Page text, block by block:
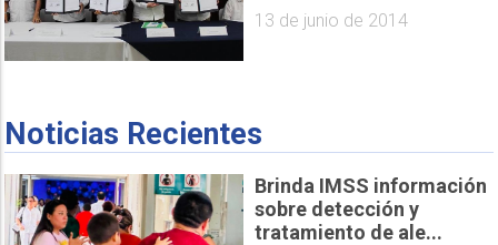
13 de junio de 2014
Noticias Recientes
Brinda IMSS información
sobre detección y
tratamiento de ale...